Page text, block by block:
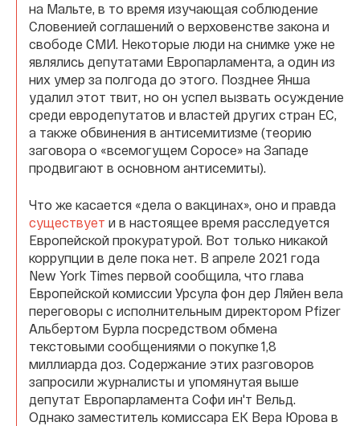
на Мальте, в то время изучающая соблюдение
Словенией соглашений о верховенстве закона и
свободе СМИ. Некоторые люди на снимке уже не
являлись депутатами Европарламента, а один из
них умер за полгода до этого. Позднее Янша
удалил этот твит, но он успел вызвать осуждение
среди евродепутатов и властей других стран ЕС,
а также обвинения в антисемитизме (теорию
заговора о «всемогущем Соросе» на Западе
продвигают в основном антисемиты).
Что же касается «дела о вакцинах», оно и правда
существует и в настоящее время расследуется
Европейской прокуратурой. Вот только никакой
коррупции в деле пока нет. В апреле 2021 года
New York Times первой сообщила, что глава
Европейской комиссии Урсула фон дер Ляйен вела
переговоры с исполнительным директором Pfizer
Альбертом Бурла посредством обмена
текстовыми сообщениями о покупке 1,8
миллиарда доз. Содержание этих разговоров
запросили журналисты и упомянутая выше
депутат Европарламента Софи ин'т Вельд.
Однако заместитель комиссара ЕК Вера Юрова в